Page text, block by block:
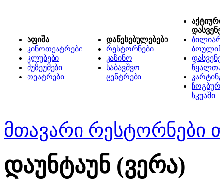
აფიშა
კინოთეატრები
კლუბები
მუზეუმები
თეატრები
დაწესებულებები
რესტორნები
კაზინო
საბავშვო
ცენტრები
სკუაში
მთავარი რესტორნები
დაუნტაუნ (ვერა)